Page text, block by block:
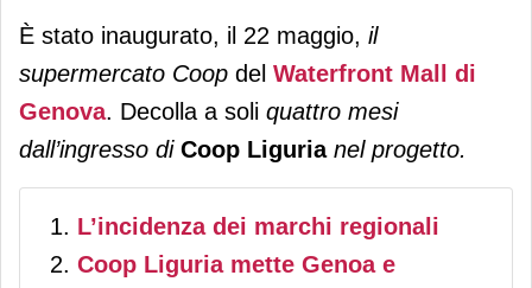
Coop Liguria apre al Waterfront Mall:
oltre 2.100 i prodotti locali
È stato inaugurato, il 22 maggio, il
supermercato Coop del Waterfront Mall di
Genova. Decolla a soli quattro mesi
dall’ingresso di Coop Liguria nel progetto.
L’incidenza dei marchi regionali
Coop Liguria mette Genoa e